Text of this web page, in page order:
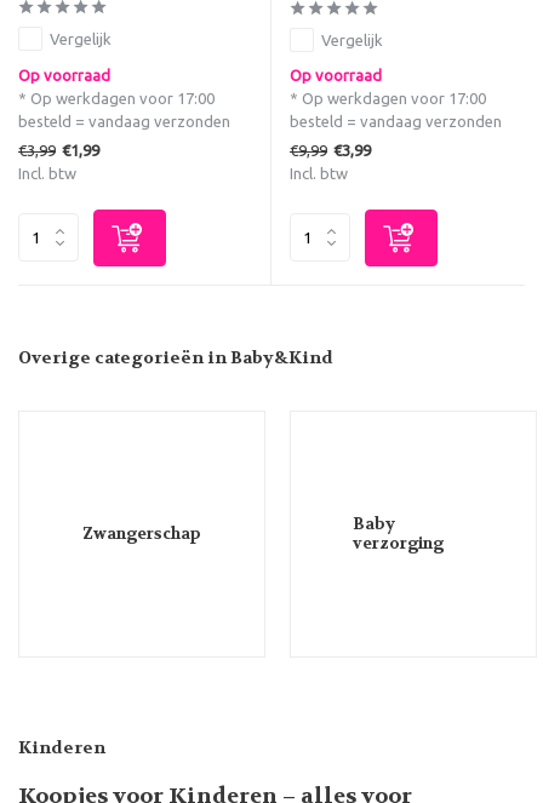
Vergelijk
Op voorraad
* Op werkdagen voor 17:00
besteld = vandaag verzonden
€3,99 €1,99
Incl. btw
Vergelijk
Op voorraad
* Op werkdagen voor 17:00
besteld = vandaag verzonden
€9,99 €3,99
Incl. btw
Overige categorieën in Baby&Kind
Zwangerschap
Baby
verzorging
Kinderen
Koopjes voor Kinderen – alles voor